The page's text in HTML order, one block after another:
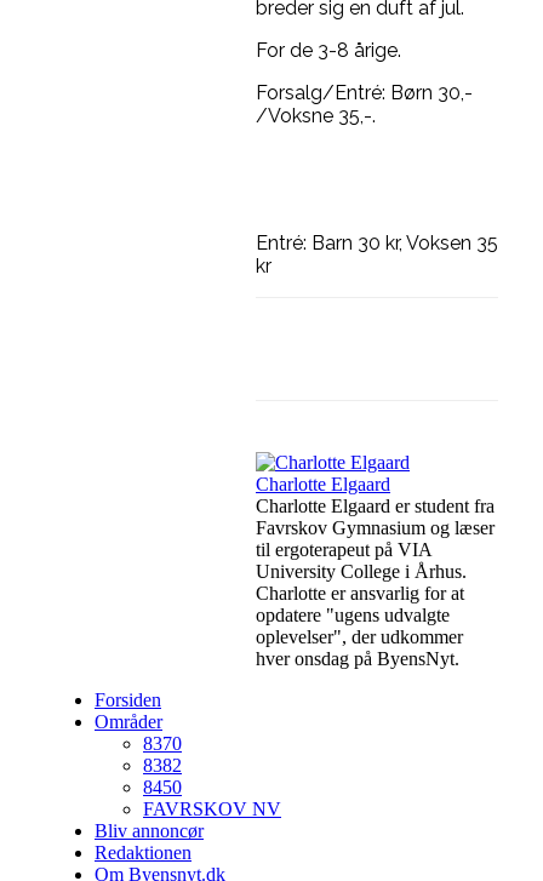
breder sig en duft af jul.
For de 3-8 årige.
Forsalg/Entré: Børn 30,-
/Voksne 35,-.
Entré: Barn 30 kr, Voksen 35
kr
Charlotte Elgaard
Charlotte Elgaard er student fra
Favrskov Gymnasium og læser
til ergoterapeut på VIA
University College i Århus.
Charlotte er ansvarlig for at
opdatere "ugens udvalgte
oplevelser", der udkommer
hver onsdag på ByensNyt.
Forsiden
Områder
8370
8382
8450
FAVRSKOV NV
Bliv annoncør
Redaktionen
Om Byensnyt.dk